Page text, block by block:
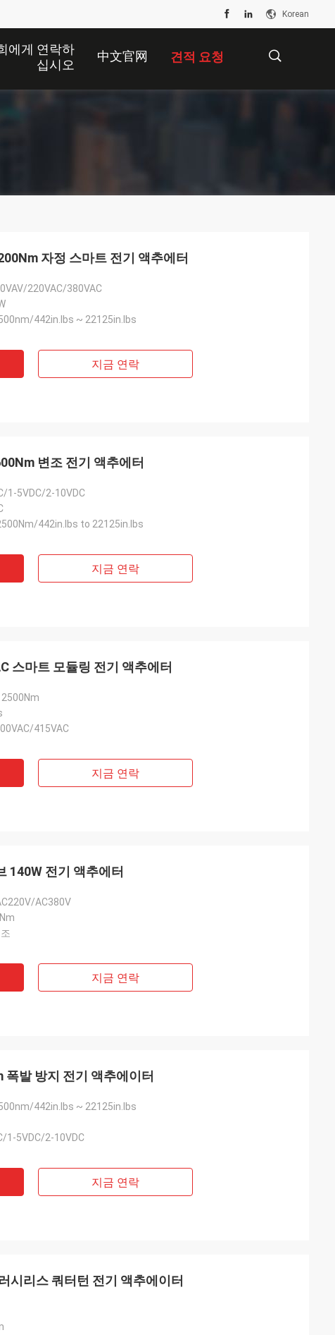
Korean
에게 연락하
십시오
中文官网 견적 요청
자정 스마트 전기 액추에터
220VAC/380VAC
442in.lbs ~ 22125in.lbs
지금 연락
변조 전기 액추에터
1-5VDC/2-10VDC
442in.lbs to 22125in.lbs
지금 연락
스마트 모듈링 전기 액추에터
415VAC
지금 연락
140W 전기 액추에터
AC380V
지금 연락
폭발 방지 전기 액추에이터
442in.lbs ~ 22125in.lbs
1-5VDC/2-10VDC
지금 연락
시리스 쿼터턴 전기 액추에이터